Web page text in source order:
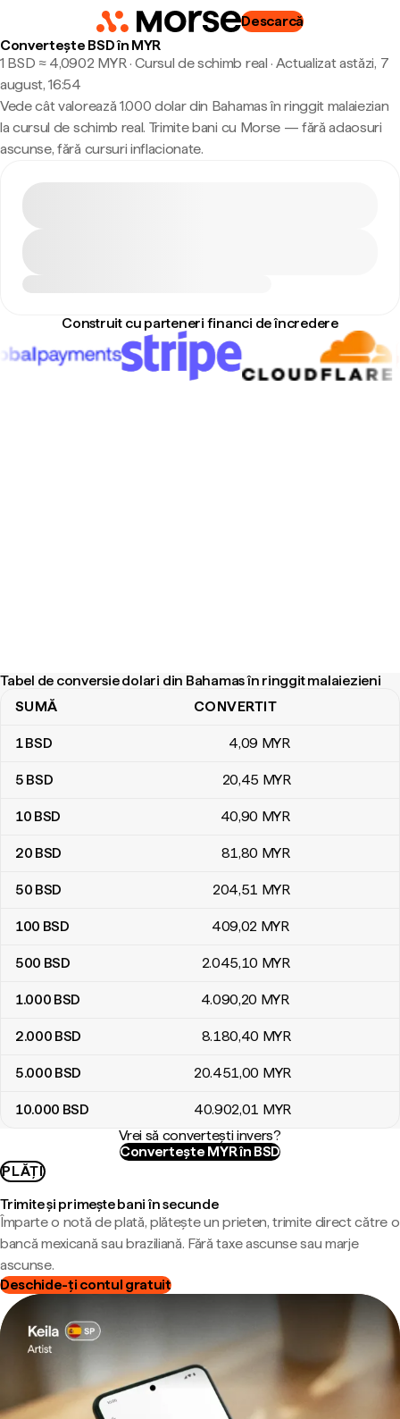
Descarcă
Convertește BSD în MYR
1 BSD ≈ 4,0902 MYR · Cursul de schimb real · Actualizat astăzi, 7
august, 16:54
Vede cât valorează 1.000 dolar din Bahamas în ringgit malaiezian
la cursul de schimb real. Trimite bani cu Morse — fără adaosuri
ascunse, fără cursuri inflacionate.
Construit cu parteneri financi de încredere
Tabel de conversie dolari din Bahamas în ringgit malaiezieni
Tabel de conversie dolari din Bahamas în ringgit malaiezieni
SUMĂ CONVERTIT
1BSD 4,09 MYR
5 BSD 20,45 MYR
10 BSD 40,90 MYR
20 BSD 81,80 MYR
50 BSD 204,51 MYR
100 BSD 409,02 MYR
500 BSD 2.045,10 MYR
1.000 BSD 4.090,20 MYR
2.000 BSD 8.180,40 MYR
5.000 BSD 20.451,00 MYR
10.000 BSD 40.902,01 MYR
Vrei să convertești invers?
Convertește MYR în BSD
PLĂȚI
Trimite și primește bani în secunde
Împarte o notă de plată, plătește un prieten, trimite direct către o
bancă mexicană sau braziliană. Fără taxe ascunse sau marje
ascunse.
Deschide-ți contul gratuit